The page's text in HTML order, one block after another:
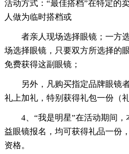
活动方式：“最佳搭档”在特定的
人做为临时搭档或
者亲人现场选择眼镜；一方
场选择眼镜，只要双方所选择的
免费获得这副眼镜；
另外，凡购买指定品牌眼镜
礼上加礼，特别获得礼包一份（
4、“我是明星”在活动期间
益眼镜报名，均可获得礼品一份
资格。